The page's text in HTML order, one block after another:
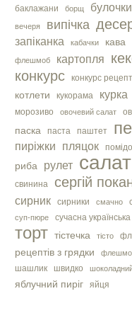
баклажани борщ булочки
вечеря випічка
запіканка
кабачки кава
флешмоб картопля
конкурс конкурс
котлети кукорама курка
морозиво овочевий салат
паска паста паштет
пиріжки пляцок
риба рулет салат
свинина сергiй
сирник сирники смачно
суп-пюре сучасна
торт тістечка тісто
рецептів з грядки
шашлик
швидко
яблучний пиріг яйця